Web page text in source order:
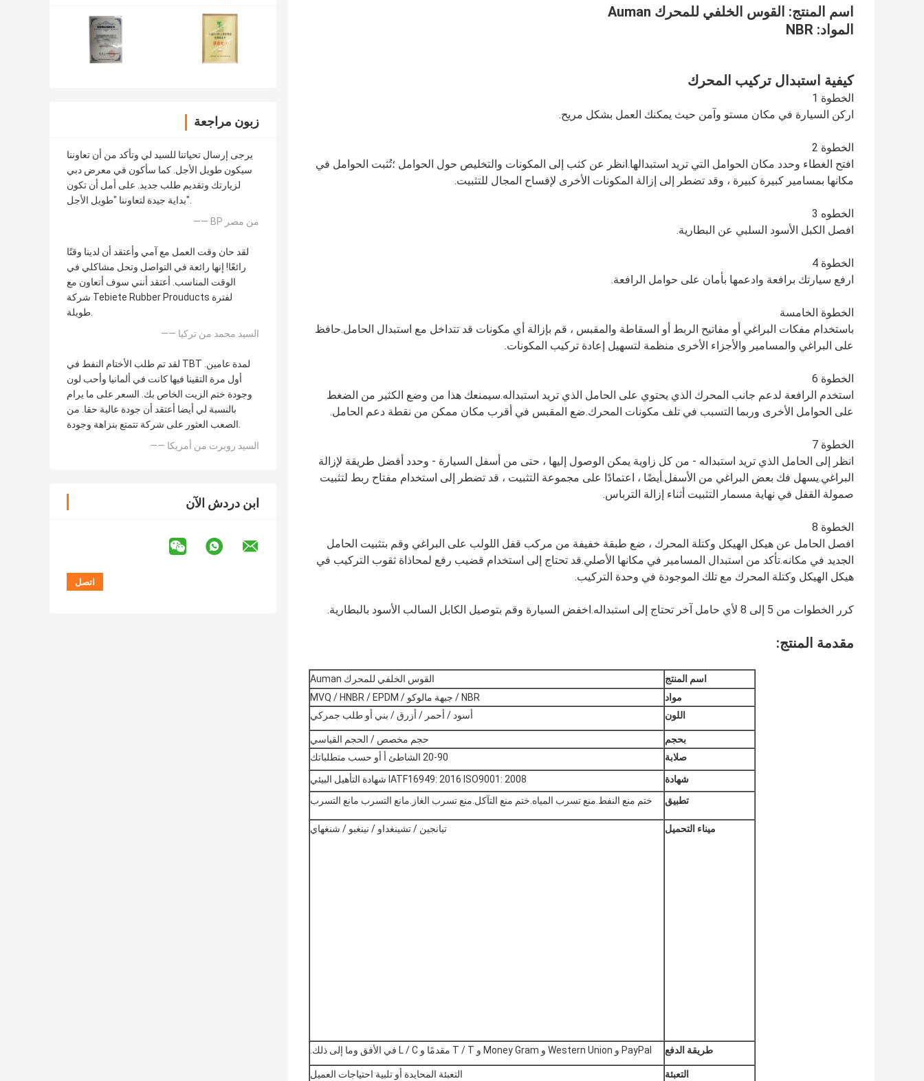
زبون مراجعة
يرجى إرسال تحياتنا للسيد لي وتأكد من أن تعاوننا
سيكون طويل الأجل. كما سأكون في معرض دبي
لزيارتك وتقديم طلب جديد. على أمل أن تكون
بداية جيدة لتعاوننا "طويل الأجل".
—— BP من مصر
لقد حان وقت العمل مع آمي وأعتقد أن لدينا وقتًا
رائعًا! إنها رائعة في التواصل وتحل مشاكلي في
الوقت المناسب. أعتقد أنني سوف أتعاون مع
شركة Tebiete Rubber Prouducts لفترة
طويلة.
—— السيد محمد من تركيا
لقد تم طلب الأختام النفط في TBT لمدة عامين.
أول مرة التقينا فيها كانت في ألمانيا وأحب لون
وجودة ختم الزيت الخاص بك. السعر على ما يرام
بالنسبة لي أيضا أعتقد أن جودة عالية حقا. من
الصعب العثور على شركة تتمتع بنزاهة وجودة.
—— السيد روبرت من أمريكا
ابن دردش الآن
اسم المنتج: القوس الخلفي للمحرك Auman
المواد: NBR
كيفية استبدال تركيب المحرك
الخطوة 1
اركن السيارة في مكان مستو وآمن حيث يمكنك العمل بشكل مريح.
الخطوة 2
افتح الغطاء وحدد مكان الحوامل التي تريد استبدالها.انظر عن كثب إلى المكونات والتخليص حول الحوامل ؛تُثبت الحوامل في
مكانها بمسامير كبيرة كبيرة ، وقد تضطر إلى إزالة المكونات الأخرى لإفساح المجال للتثبيت.
الخطوه 3
افصل الكبل الأسود السلبي عن البطارية.
الخطوة 4
ارفع سيارتك برافعة وادعمها بأمان على حوامل الرافعة.
الخطوة الخامسة
باستخدام مفكات البراغي أو مفاتيح الربط أو السقاطة والمقبس ، قم بإزالة أي مكونات قد تتداخل مع استبدال الحامل.حافظ
على البراغي والمسامير والأجزاء الأخرى منظمة لتسهيل إعادة تركيب المكونات.
الخطوة 6
استخدم الرافعة لدعم جانب المحرك الذي يحتوي على الحامل الذي تريد استبداله.سيمنعك هذا من وضع الكثير من الضغط
على الحوامل الأخرى وربما التسبب في تلف مكونات المحرك.ضع المقبس في أقرب مكان ممكن من نقطة دعم الحامل.
الخطوة 7
انظر إلى الحامل الذي تريد استبداله - من كل زاوية يمكن الوصول إليها ، حتى من أسفل السيارة - وحدد أفضل طريقة لإزالة
البراغي.يسهل فك بعض البراغي من الأسفل.أيضًا ، اعتمادًا على مجموعة التثبيت ، قد تضطر إلى استخدام مفتاح ربط لتثبيت
صمولة القفل في نهاية مسمار التثبيت أثناء إزالة الترباس.
الخطوة 8
افصل الحامل عن هيكل الهيكل وكتلة المحرك ، ضع طبقة خفيفة من مركب قفل اللولب على البراغي وقم بتثبيت الحامل
الجديد في مكانه.تأكد من استبدال المسامير في مكانها الأصلي.قد تحتاج إلى استخدام قضيب رفع لمحاذاة ثقوب التركيب في
هيكل الهيكل وكتلة المحرك مع تلك الموجودة في وحدة التركيب.
كرر الخطوات من 5 إلى 8 لأي حامل آخر تحتاج إلى استبداله.اخفض السيارة وقم بتوصيل الكابل السالب الأسود بالبطارية.
مقدمة المنتج:
اسم المنتج
القوس الخلفي للمحرك Auman
مواد
NBR / جبهة مالوكو / MVQ / HNBR / EPDM
اللون
أسود / أحمر / أزرق / بني أو طلب جمركي
بحجم
حجم مخصص / الحجم القياسي
صلابة
20-90 الشاطئ أ أو حسب متطلباتك
شهادة
IATF16949: 2016 ISO9001: 2008 شهادة التأهيل البيئي
تطبيق
ختم منع النفط.منع تسرب المياه.ختم منع التآكل.منع تسرب الغاز.مانع التسرب مانع التسرب
ميناء التحميل تيانجين / تشينغداو / نينغبو / شنغهاي
طريقة الدفع PayPal و Western Union و Money Gram و T / T مقدمًا و L / C في الأفق وما إلى ذلك.
التعبئة التعبئة المحايدة أو تلبية احتياجات العميل